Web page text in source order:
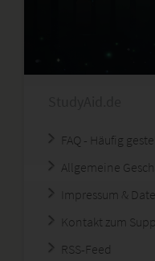
FAQ - Häufig
Allgemeine
Impressum &
Kontakt zum
RSS-Feed